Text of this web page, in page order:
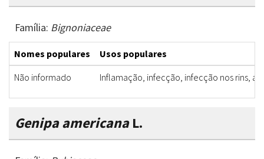
Família: Bignoniaceae
Nomes populares
Usos populares
Não informado
Inflamação, infecção, infecção nos rins,
Genipa americanaL.